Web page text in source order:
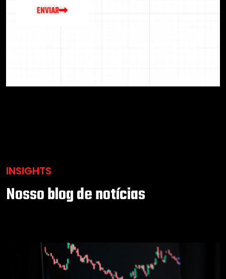
ENVIAR
INSIGHTS
Nosso blog de notícias